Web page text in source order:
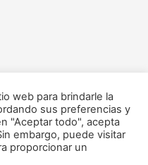
gracias a
web para brindarle la
sus preferencias y
"Aceptar todo", acepta
embargo, puede visitar
proporcionar un